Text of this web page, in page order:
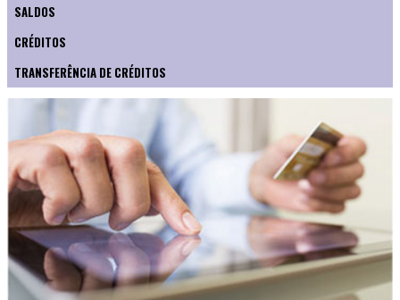
SALDOS
CRÉDITOS
TRANSFERÊNCIA DE CRÉDITOS